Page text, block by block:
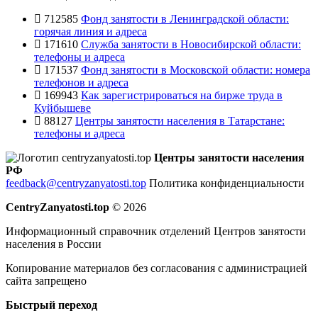
712585 Фонд занятости в Ленинградской области:
горячая линия и адреса
171610 Служба занятости в Новосибирской области:
телефоны и адреса
171537 Фонд занятости в Московской области: номера
телефонов и адреса
169943 Как зарегистрироваться на бирже труда в
Куйбышеве
88127 Центры занятости населения в Татарстане:
телефоны и адреса
Центры занятости населения
РФ
feedback@centryzanyatosti.top Политика конфиденциальности
CentryZanyatosti.top © 2026
Информационный справочник отделений Центров занятости
населения в России
Копирование материалов без согласования с администрацией
сайта запрещено
Быстрый переход